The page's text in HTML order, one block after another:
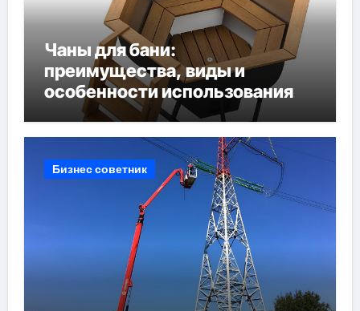
Чаны для бани:
преимущества, виды и
особенности использования
Бизнес советник